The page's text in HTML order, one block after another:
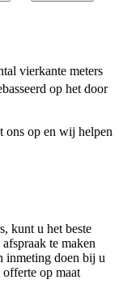
vierkante meters
op het door
ons op en wij helpen
kunt u het beste
te maken
inmeting doen bij u
op maat